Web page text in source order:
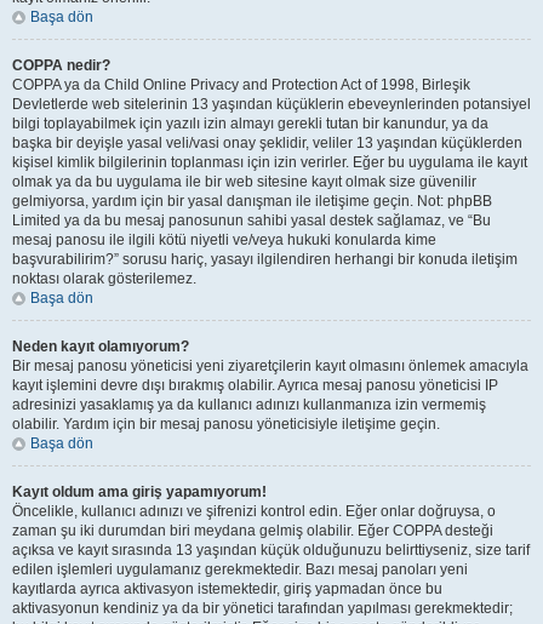
Başa dön
COPPA nedir?
COPPA ya da Child Online Privacy and Protection Act of 1998, Birleşik
Devletlerde web sitelerinin 13 yaşından küçüklerin ebeveynlerinden potansiyel
bilgi toplayabilmek için yazılı izin almayı gerekli tutan bir kanundur, ya da
başka bir deyişle yasal veli/vasi onay şeklidir, veliler 13 yaşından küçüklerden
kişisel kimlik bilgilerinin toplanması için izin verirler. Eğer bu uygulama ile kayıt
olmak ya da bu uygulama ile bir web sitesine kayıt olmak size güvenilir
gelmiyorsa, yardım için bir yasal danışman ile iletişime geçin. Not: phpBB
Limited ya da bu mesaj panosunun sahibi yasal destek sağlamaz, ve “Bu
mesaj panosu ile ilgili kötü niyetli ve/veya hukuki konularda kime
başvurabilirim?” sorusu hariç, yasayı ilgilendiren herhangi bir konuda iletişim
noktası olarak gösterilemez.
Başa dön
Neden kayıt olamıyorum?
Bir mesaj panosu yöneticisi yeni ziyaretçilerin kayıt olmasını önlemek amacıyla
kayıt işlemini devre dışı bırakmış olabilir. Ayrıca mesaj panosu yöneticisi IP
adresinizi yasaklamış ya da kullanıcı adınızı kullanmanıza izin vermemiş
olabilir. Yardım için bir mesaj panosu yöneticisiyle iletişime geçin.
Başa dön
Kayıt oldum ama giriş yapamıyorum!
Öncelikle, kullanıcı adınızı ve şifrenizi kontrol edin. Eğer onlar doğruysa, o
zaman şu iki durumdan biri meydana gelmiş olabilir. Eğer COPPA desteği
açıksa ve kayıt sırasında 13 yaşından küçük olduğunuzu belirttiyseniz, size tarif
edilen işlemleri uygulamanız gerekmektedir. Bazı mesaj panoları yeni
kayıtlarda ayrıca aktivasyon istemektedir, giriş yapmadan önce bu
aktivasyonun kendiniz ya da bir yönetici tarafından yapılması gerekmektedir;